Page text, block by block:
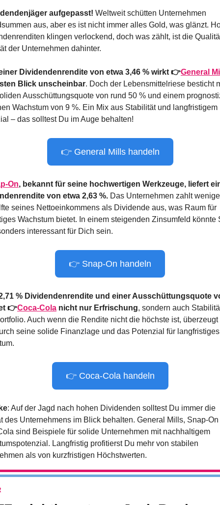
aufgepasst! Weltweit schütten Unternehmen
aus, aber es ist nicht immer alles Gold, was glänzt.
klingen verlockend, doch was zählt, ist die
der Unternehmen dahinter.
Dividendenrendite von etwa 3,46 % wirkt 👉General
Blick unscheinbar. Doch der Lebensmittelriese besticht
Ausschüttungsquote von rund 50 % und einem
Wachstum von 9 %. Ein Mix aus Stabilität und langfristigem
– das solltest Du im Auge behalten!
👉 General Mills handeln
On, bekannt für seine hochwertigen Werkzeuge, liefert
von etwa 2,63 %. Das Unternehmen zahlt
seines Nettoeinkommens als Dividende aus, was Raum für
Wachstum bietet. In einem steigenden Zinsumfeld könnte
interessant für Dich sein.
👉 Snap-On handeln
% Dividendenrendite und einer Ausschüttungsquote
👉Coca-Cola nicht nur Erfrischung, sondern auch
Auch wenn die Rendite nicht die höchste ist, überzeugt
seine solide Finanzlage und das Potenzial für langfristiges
👉 Coca-Cola handeln
: Auf der Jagd nach hohen Dividenden solltest Du immer die
des Unternehmens im Blick behalten. General Mills, Snap-
sind Beispiele für solide Unternehmen mit nachhaltigem
Langfristig profitierst Du mehr von stabilen
als von kurzfristigen Höchstwerten.